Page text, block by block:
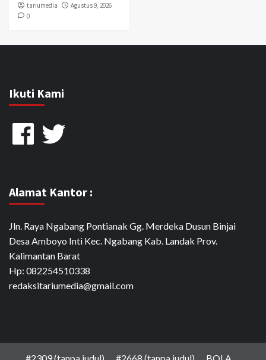
tariumedia
Agustus 9, 2026
0
Ikuti Kami
FacebookTwitter
Alamat Kantor :
Jln. Raya Ngabang Pontianak Gg. Merdeka Dusun Binjai
Desa Amboyo Inti Kec. Ngabang Kab. Landak Prov.
Kalimantan Barat
Hp: 082254510338
redaksitariumedia@gmail.com
#2309 (tanpa judul) #2668 (tanpa judul) BOLA